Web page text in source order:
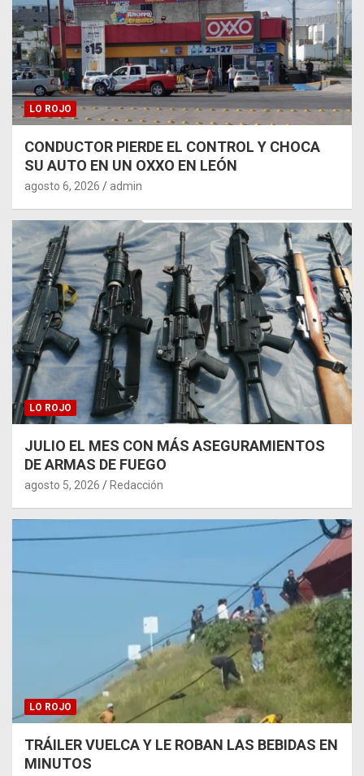
LO ROJO
CONDUCTOR PIERDE EL CONTROL Y CHOCA
SU AUTO EN UN OXXO EN LEÓN
agosto 6, 2026 admin
LO ROJO
JULIO EL MES CON MÁS ASEGURAMIENTOS
DE ARMAS DE FUEGO
agosto 5, 2026 Redacción
LO ROJO
TRÁILER VUELCA Y LE ROBAN LAS BEBIDAS EN
MINUTOS